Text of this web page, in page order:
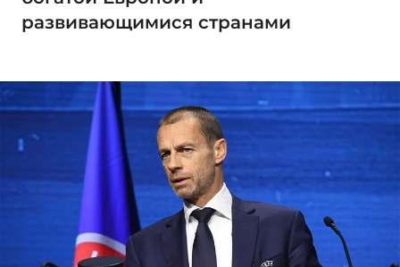
развивающимися странами